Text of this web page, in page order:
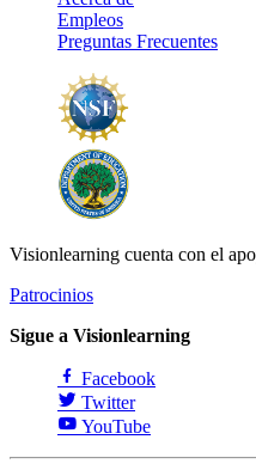
Empleos
Preguntas Frecuentes
Visionlearning cuenta con el
Patrocinios
Sigue a Visionlearning
Facebook
Twitter
YouTube